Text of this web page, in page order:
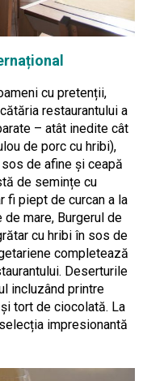
cu pretenții,
restaurantului a
– atât inedite cât
de porc cu hribi),
de afine și ceapă
de semințe cu
fi piept de curcan a la
mare, Burgerul de
cu hribi în sos de
completează
Deserturile
incluzând printre
tort de ciocolată. La
impresionantă